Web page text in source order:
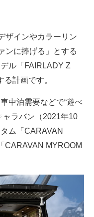
ザインやカラーリン
ンに捧げる」とする
ル「FAIRLADY Z
計画です。
中泊需要などで“遊べ
ャラバン（2021年10
ム「CARAVAN
CARAVAN MYROOM